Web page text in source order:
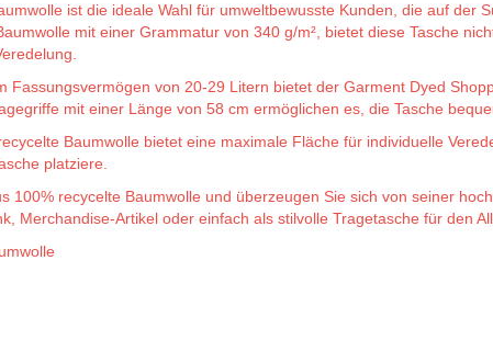
ist die ideale Wahl für umweltbewusste Kunden, die auf der
mit einer Grammatur von 340 g/m², bietet diese Tasche
Fassungsvermögen von 20-29 Litern bietet der Garment Dyed
mit einer Länge von 58 cm ermöglichen es, die Tasche
Baumwolle bietet eine maximale Fläche für individuelle
platziere.
100% recycelte Baumwolle und überzeugen Sie sich von seiner
Merchandise-Artikel oder einfach als stilvolle Tragetasche für den